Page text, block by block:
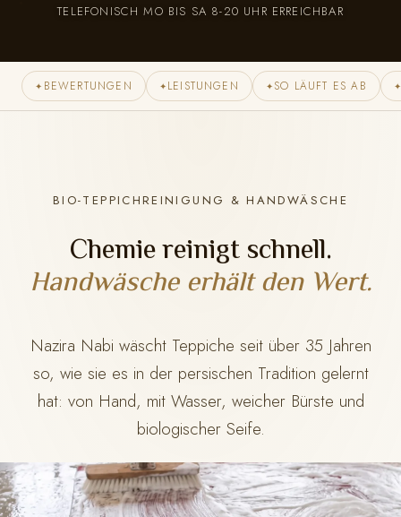
TELEFONISCH MO BIS SA 8-20 UHR ERREICHBAR
✦ BEWERTUNGEN ✦ LEISTUNGEN ✦ SO LÄUFT ES AB ✦
BIO-TEPPICHREINIGUNG & HANDWÄSCHE
Chemie reinigt schnell.
Handwäsche erhält den Wert.
Nazira Nabi wäscht Teppiche seit über 35 Jahren
so, wie sie es in der persischen Tradition gelernt
hat: von Hand, mit Wasser, weicher Bürste und
biologischer Seife.